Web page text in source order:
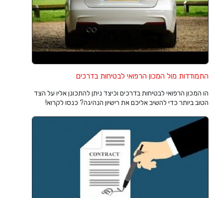
התמודדות מול המכון הרפואי לבטיחות בדרכים
הו המכון הרפואי לבטיחות בדרכים וכיצד ניתן להתכונן אליו על הצד
הטוב ביותר כדי להשיב אליכם את רישיון הנהיגה? כנסו לקרוא!